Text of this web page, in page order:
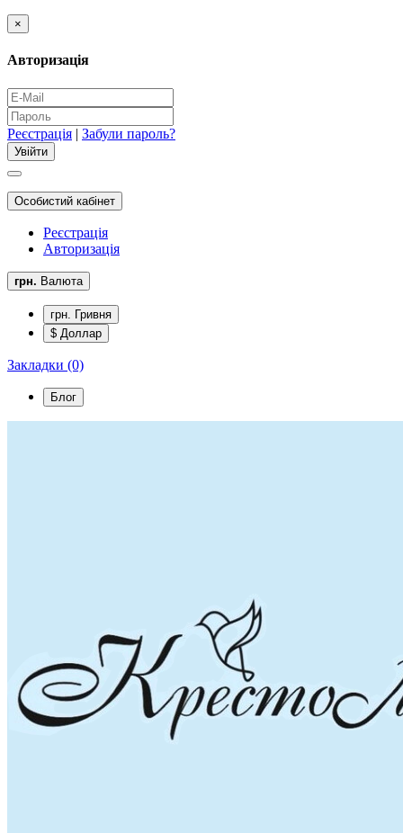
×
Авторизація
Реєстрація | Забули пароль?
Особистий кабінет
Реєстрація
Авторизація
грн. Валюта
грн. Гривня
$ Доллар
Закладки (0)
Блог